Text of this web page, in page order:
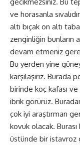
ve horasanla
altı bıçak on altı
zenginliğin bunların
devam etmeniz
Bu yerden yine
karşılaşırız. Burada
birinde koç kafası
ibrik görürüz.
çok iyi araştırman
kovuk olacak. Burası
üstünde bir istavroz